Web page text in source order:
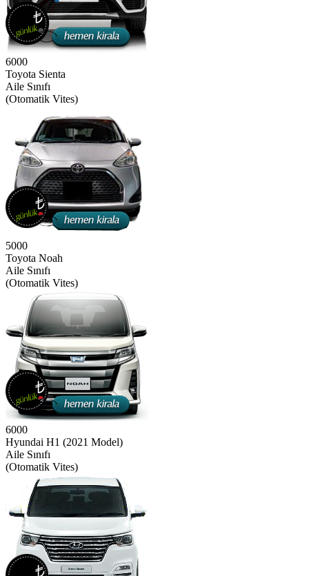
6000
Toyota Sienta
Aile Sınıfı
(Otomatik Vites)
5000
Toyota Noah
Aile Sınıfı
(Otomatik Vites)
6000
Hyundai H1 (2021 Model)
Aile Sınıfı
(Otomatik Vites)